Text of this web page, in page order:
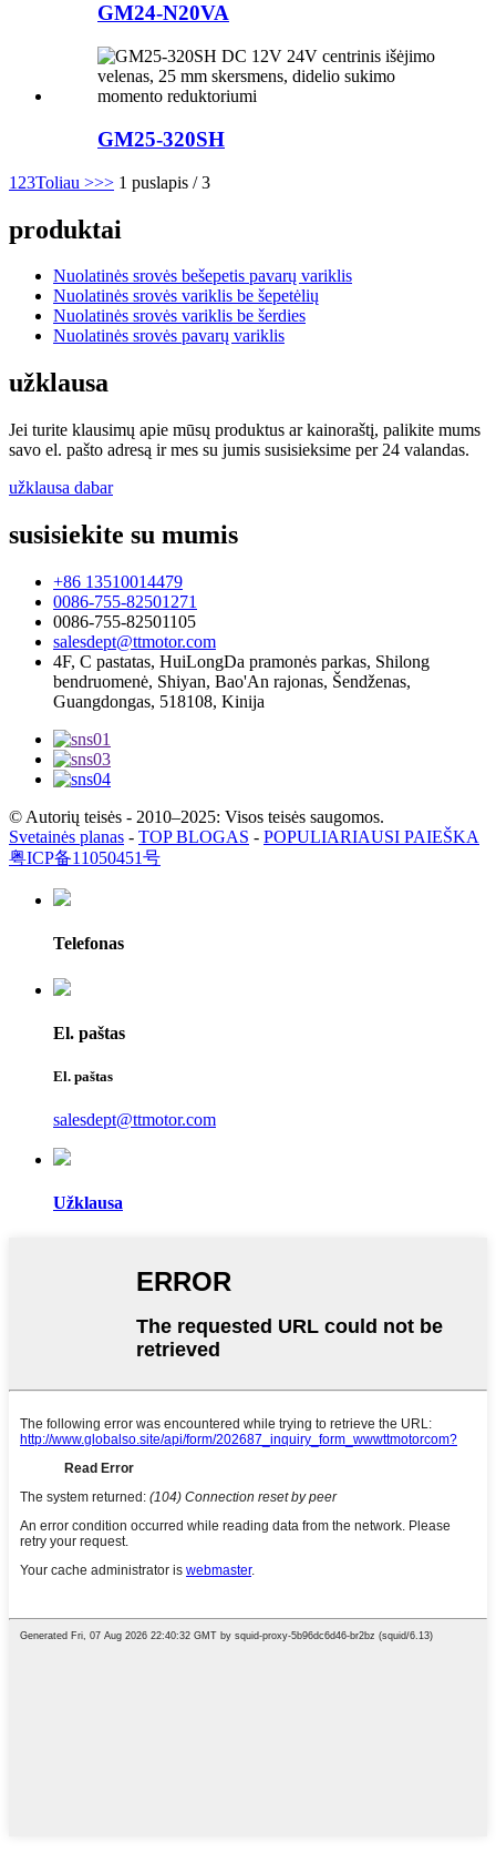
GM24-N20VA
GM25-320SH
1 23Toliau >>> 1 puslapis / 3
produktai
Nuolatinės srovės bešepetis pavarų variklis
Nuolatinės srovės variklis be šepetėlių
Nuolatinės srovės variklis be šerdies
Nuolatinės srovės pavarų variklis
užklausa
Jei turite klausimų apie mūsų produktus ar kainoraštį, palikite mums
savo el. pašto adresą ir mes su jumis susisieksime per 24 valandas.
užklausa dabar
susisiekite su mumis
+86 13510014479
0086-755-82501271
0086-755-82501105
salesdept@ttmotor.com
4F, C pastatas, HuiLongDa pramonės parkas, Shilong
bendruomenė, Shiyan, Bao'An rajonas, Šendženas,
Guangdongas, 518108, Kinija
© Autorių teisės - 2010–2025: Visos teisės saugomos.
Svetainės planas - TOP BLOGAS - POPULIARIAUSI PAIEŠKA
粤ICP备11050451号
Telefonas
El. paštas
El. paštas
salesdept@ttmotor.com
Užklausa